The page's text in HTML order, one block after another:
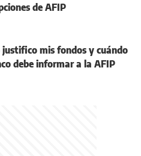
de AFIP
justifico mis fondos y cuándo
debe informar a la AFIP